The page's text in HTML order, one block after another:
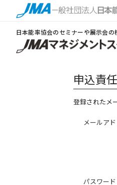
日本能率協会のセミナーや展示会の
申込責
登録されたメ
メールアド
パスワード